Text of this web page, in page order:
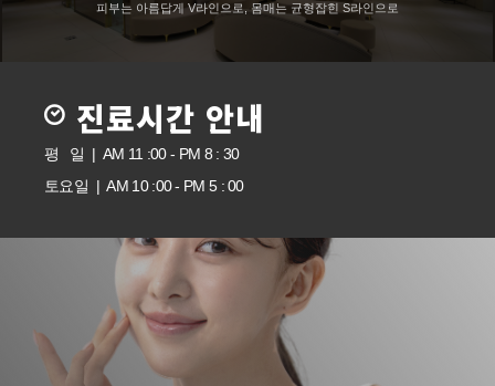
피부는 아름답게 V라인으로, 몸매는 균형잡힌 S라인으로
진료시간 안내
평 일 | AM 11 :00 - PM 8 : 30
토요일 | AM 10 :00 - PM 5 : 00